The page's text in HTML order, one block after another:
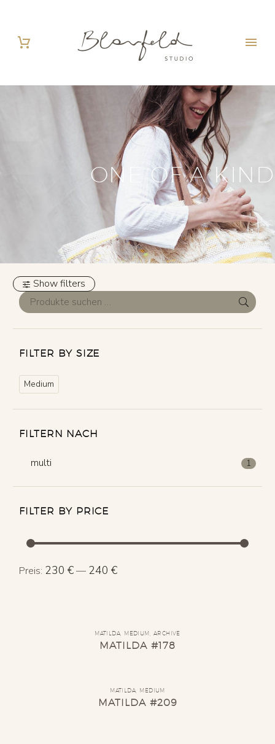
ONE OF A KIND
Show filters
FILTER BY SIZE
Medium
FILTERN NACH
multi 1
FILTER BY PRICE
Min.
Max.
Preis: 230 €— 240 €
MATILDA MEDIUM ARCHIVE
MATILDA #178
MATILDA MEDIUM
MATILDA #209